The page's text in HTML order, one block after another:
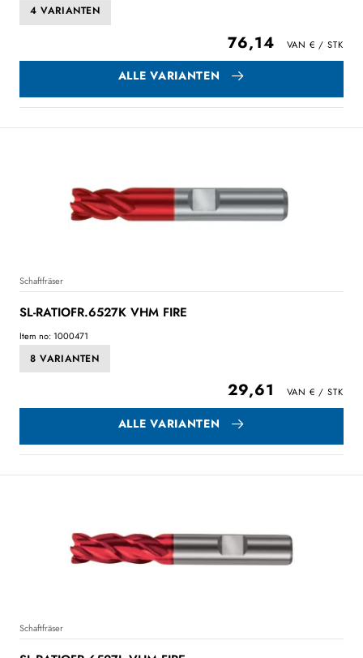
4 VARIANTEN
76,14
ALLE VARIANTEN
Schaftfräser
SL-RATIOFR.6527K VHM FIRE
Item no: 1000471
8 VARIANTEN
29,61
ALLE VARIANTEN
Schaftfräser